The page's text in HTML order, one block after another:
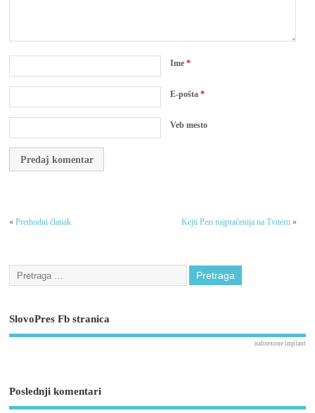
Ime*
E-pošta*
Veb mesto
«Prethodni članak Kejti Peri najpraćenija na Tviteru »
SlovoPres Fb stranica
naltrexone implant
Poslednji komentari